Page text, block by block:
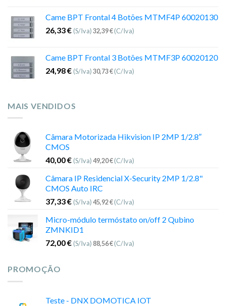
Came BPT Frontal 4 Botões MTMF4P 60020130
26,33€ (S/Iva)32,39€(C/Iva)
Came BPT Frontal 3 Botões MTMF3P 60020120
24,98€ (S/Iva)30,73€(C/Iva)
MAIS VENDIDOS
Câmara Motorizada Hikvision IP 2MP 1/2.8″
CMOS
40,00€ (S/Iva)49,20€(C/Iva)
Câmara IP Residencial X-Security 2MP 1/2.8"
CMOS Auto IRC
37,33€ (S/Iva)45,92€(C/Iva)
Micro-módulo termóstato on/off 2 Qubino
ZMNKID1
72,00€ (S/Iva) 88,56€(C/Iva)
PROMOÇÃO
Teste - DNX DOMOTICA IOT